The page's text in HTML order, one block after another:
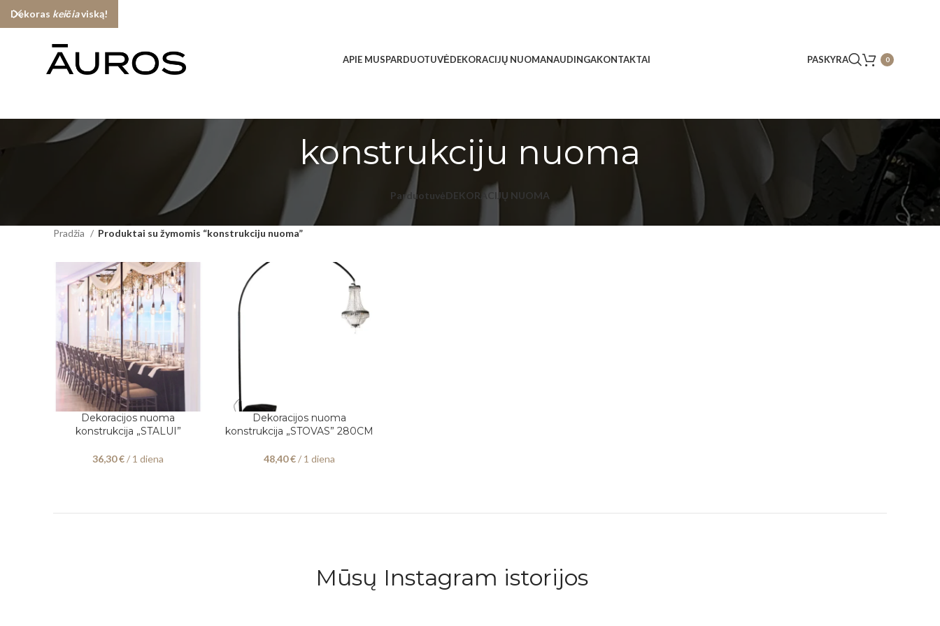
APIE MUSPARDUOTUVĖDEKORACIJŲ NUOMANAUDINGAKONTAKTAI PASKYRA 0
konstrukciju nuoma
ParduotuvėDEKORACIJŲ NUOMA
Pradžia Produktai su žymomis “konstrukciju nuoma”
PASIRINKITE DATAS
Dekoracijos nuoma
konstrukcija „STALUI”
36,30€/ 1 diena
PASIRINKITE DATAS
Dekoracijos nuoma
konstrukcija „STOVAS” 280CM
48,40€/ 1 diena
Mūsų Instagram istorijos
Dekoras keičiaviską!